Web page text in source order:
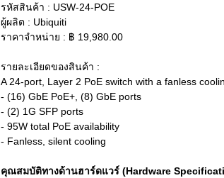
รหัสสินค้า : USW-24-POE
ผู้ผลิต : Ubiquiti
ราคาจำหน่าย : ฿ 19,980.00
รายละเอียดของสินค้า :
A 24-port, Layer 2 PoE switch with a fanless
- (16) GbE PoE+, (8) GbE ports
- (2) 1G SFP ports
- 95W total PoE availability
- Fanless, silent cooling
คุณสมบัติทางด้านฮาร์ดแวร์ (Hardware